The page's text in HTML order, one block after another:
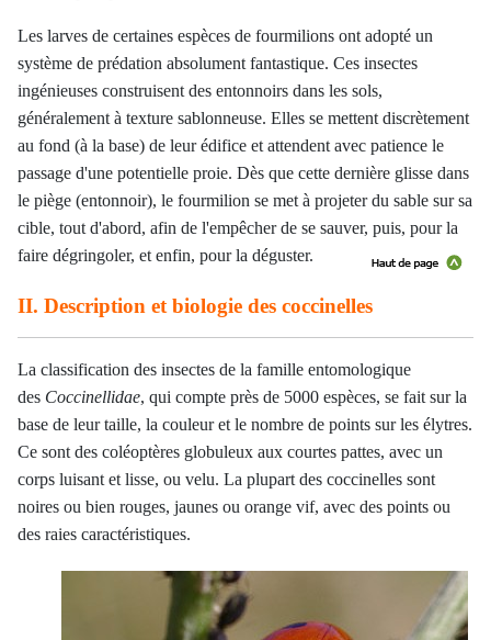
Les larves de certaines espèces de fourmilions ont adopté un
système de prédation absolument fantastique. Ces insectes
ingénieuses construisent des entonnoirs dans les sols,
généralement à texture sablonneuse. Elles se mettent discrètement
au fond (à la base) de leur édifice et attendent avec patience le
passage d'une potentielle proie. Dès que cette dernière glisse dans
le piège (entonnoir), le fourmilion se met à projeter du sable sur sa
cible, tout d'abord, afin de l'empêcher de se sauver, puis, pour la
faire dégringoler, et enfin, pour la déguster.
II. Description et biologie des coccinelles
La classification des insectes de la famille entomologique
des Coccinellidae, qui compte près de 5000 espèces, se fait sur la
base de leur taille, la couleuret le nombre de points sur les élytres.
Ce sont des coléoptères globuleux aux courtes pattes, avec un
corps luisant et lisse, ou velu. La plupart des coccinelles sont
noires ou bien rouges, jaunes ou orange vif, avec des points ou
des raies caractéristiques.